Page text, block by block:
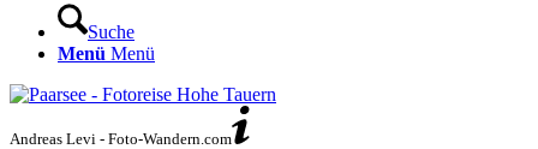
Suche
Menü Menü
Andreas Levi - Foto-Wandern.com